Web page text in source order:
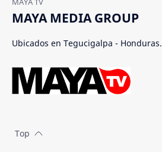
MAYA MEDIA GROUP
Ubicados en Tegucigalpa - Honduras.